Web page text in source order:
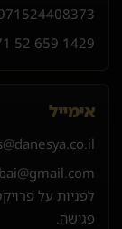
524408373
52 659 1429
אימייל
לפניות על
פגישה.